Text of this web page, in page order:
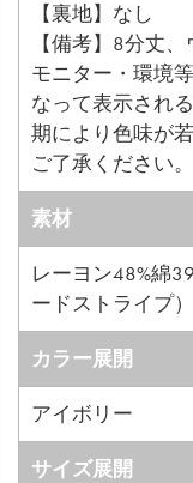
【裏地】なし
【備考】8分丈
モニター・環境
なって表示され
期により色味が
ご了承ください。
素材
レーヨン48%綿
ードストライプ）
カラー展開
アイボリー
サイズ展開